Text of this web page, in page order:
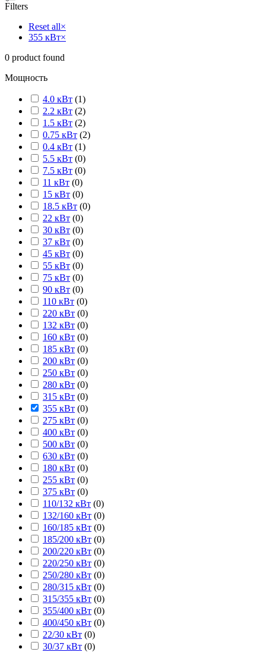
Filters
Reset all×
355 кВт×
0 product found
Мощность
4.0 кВт (1)
2.2 кВт (2)
1.5 кВт (2)
0.75 кВт (2)
0.4 кВт (1)
5.5 кВт (0)
7.5 кВт (0)
11 кВт (0)
15 кВт (0)
18.5 кВт (0)
22 кВт (0)
30 кВт (0)
37 кВт (0)
45 кВт (0)
55 кВт (0)
75 кВт (0)
90 кВт (0)
110 кВт (0)
220 кВт (0)
132 кВт (0)
160 кВт (0)
185 кВт (0)
200 кВт (0)
250 кВт (0)
280 кВт (0)
315 кВт (0)
355 кВт (0)
275 кВт (0)
400 кВт (0)
500 кВт (0)
630 кВт (0)
180 кВт (0)
255 кВт (0)
375 кВт (0)
110/132 кВт (0)
132/160 кВт (0)
160/185 кВт (0)
185/200 кВт (0)
200/220 кВт (0)
220/250 кВт (0)
250/280 кВт (0)
280/315 кВт (0)
315/355 кВт (0)
355/400 кВт (0)
400/450 кВт (0)
22/30 кВт (0)
30/37 кВт (0)